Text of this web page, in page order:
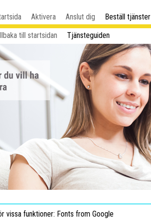
Aktivera Anslut dig Beställ tjänster
till startsidan
Tjänsteguiden
vissa funktioner: Fonts from Google